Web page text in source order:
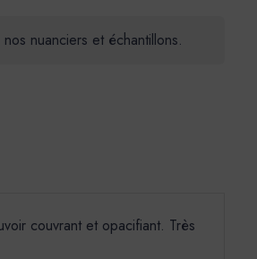
nuanciers et échantillons.
couvrant et opacifiant. Très